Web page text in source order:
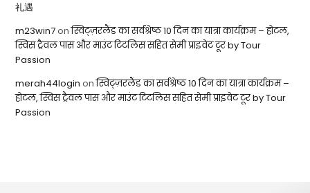
礼遇
m23win7onस्विट्ज़रलैंड का सर्वश्रेष्ठ 10 दिन का यात्रा कार्यक्रम – होटल,
स्विस ट्रैवल पास और माउंट टिटलिस सहित सेमी प्राइवेट टूर by Tour
Passion
merah44login onस्विट्ज़रलैंड का सर्वश्रेष्ठ 10 दिन का यात्रा कार्यक्रम –
होटल, स्विस ट्रैवल पास और माउंट टिटलिस सहित सेमी प्राइवेट टूर by Tour
Passion